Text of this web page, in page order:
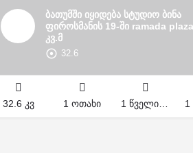
ბათუმში იყიდება სტუდიო ბინა
ფიროსმანის 19-ში ramada
კვ.მ
32.6
32.6 კვ 1 ოთახი